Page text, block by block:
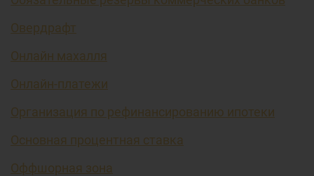
Овердрафт
Онлайн махалля
Онлайн-платежи
Организация по рефинансированию ипотеки
Основная процентная ставка
Оффшорная зона